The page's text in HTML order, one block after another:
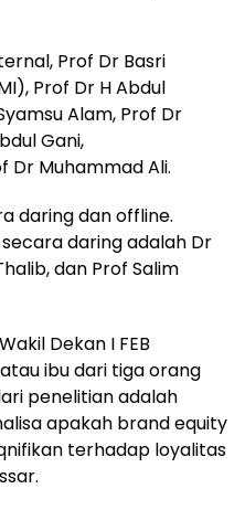
Prof Dr Basri
Prof Dr H Abdul
Alam, Prof Dr
Gani,
Dr Muhammad Ali.
daring dan offline.
daring adalah Dr
dan Prof Salim
Dekan I FEB
atau ibu dari tiga orang
penelitian adalah
apakah brand equity
terhadap loyalitas